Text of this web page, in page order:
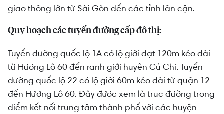
giao thông lớn từ Sài Gòn đến các tỉnh lân cận.
Quy hoạch các tuyến đường cấp đô thị:
Tuyến đường quốc lộ 1A có lộ giới đạt 120m kéo dài
từ Hương Lộ 60 đến ranh giới huyện Củ Chi. Tuyến
đường quốc lộ 22 có lộ giới 60m kéo dài từ quận 12
đến Hương Lộ 60. Đây được xem là trục đường trọng
điểm kết nối trung tâm thành phố với các huyện